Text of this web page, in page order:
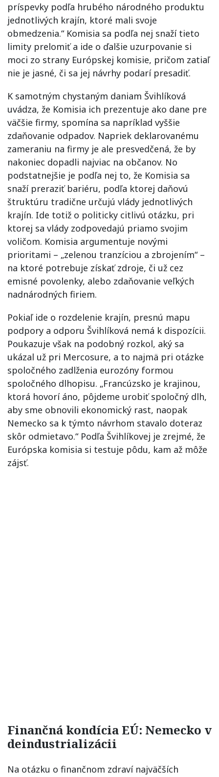
príspevky podľa hrubého národného produktu
jednotlivých krajín, ktoré mali svoje
obmedzenia.“ Komisia sa podľa nej snaží tieto
limity prelomiť a ide o ďalšie uzurpovanie si
moci zo strany Európskej komisie, pričom zatiaľ
nie je jasné, či sa jej návrhy podarí presadiť.
K samotným chystaným daniam Švihlíková
uvádza, že Komisia ich prezentuje ako dane pre
väčšie firmy, spomína sa napríklad vyššie
zdaňovanie odpadov. Napriek deklarovanému
zameraniu na firmy je ale presvedčená, že by
nakoniec dopadli najviac na občanov. No
podstatnejšie je podľa nej to, že Komisia sa
snaží preraziť bariéru, podľa ktorej daňovú
štruktúru tradične určujú vlády jednotlivých
krajín. Ide totiž o politicky citlivú otázku, pri
ktorej sa vlády zodpovedajú priamo svojim
voličom. Komisia argumentuje novými
prioritami – „zelenou tranzíciou a zbrojením“ –
na ktoré potrebuje získať zdroje, či už cez
emisné povolenky, alebo zdaňovanie veľkých
nadnárodných firiem.
Pokiaľ ide o rozdelenie krajín, presnú mapu
podpory a odporu Švihlíková nemá k dispozícii.
Poukazuje však na podobný rozkol, aký sa
ukázal už pri Mercosure, a to najmä pri otázke
spoločného zadlženia eurozóny formou
spoločného dlhopisu. „Francúzsko je krajinou,
ktorá hovorí áno, pôjdeme urobiť spoločný dlh,
aby sme obnovili ekonomický rast, naopak
Nemecko sa k týmto návrhom stavalo doteraz
skôr odmietavo.“ Podľa Švihlíkovej je zrejmé, že
Európska komisia si testuje pôdu, kam až môže
zájsť.
Finančná kondícia EÚ: Nemecko v
deindustrializácii
Na otázku o finančnom zdraví najväčších